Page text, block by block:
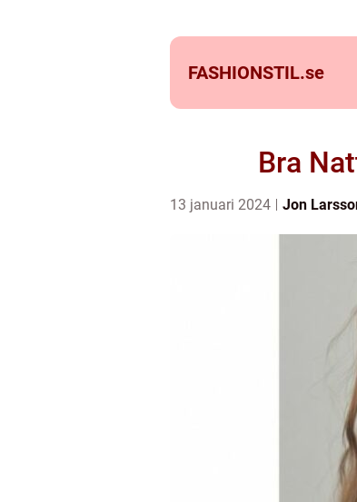
FASHIONSTIL.se
Bra
13 januari 2024 Jon